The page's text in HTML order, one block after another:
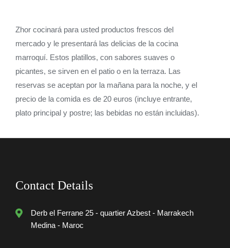
Zhor cocinará para usted productos frescos del
mercado y le presentará las delicias de la cocina
marroquí. Estos platillos, con sabores suaves o
picantes, se sirven en el patio o en la terraza. Las
reservas se aceptan por la mañana para la noche, y el
precio de la comida es de 20 euros (incluye entrante,
plato principal y postre; las bebidas no están incluidas).
Contact Details
Derb el Ferrane 25 - quartier Azbest - Marrakech
Medina - Maroc